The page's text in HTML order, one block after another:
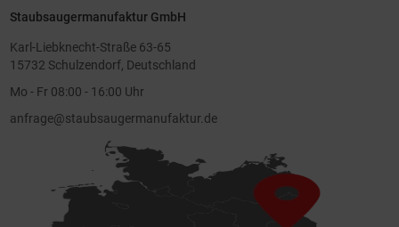
Staubsaugermanufaktur GmbH
Karl-Liebknecht-Straße 63-65
15732 Schulzendorf, Deutschland
Mo - Fr 08:00 - 16:00 Uhr
anfrage@staubsaugermanufaktur.de